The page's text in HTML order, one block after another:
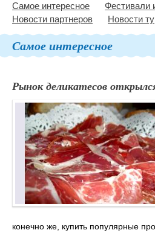
Самое интересное Фестивали
Новости партнеров
Новости
Самое интересное
Рынок деликатесов
конечно же, купить популярные